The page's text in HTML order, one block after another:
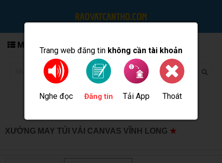
Trang web đăng tin không cần tài khoản
Nghe đọc Đăng tin Tải App Thoát
MENU
XƯỞNG MAY TÚI VẢI CANVAS VĨNH LONG ★